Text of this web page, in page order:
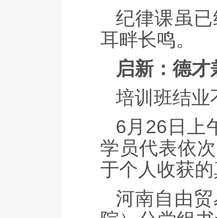
纪律课虽
耳畔长鸣。
启新：德
培训班结业
6月26日上
学员代表依
于个人收获
河南自由